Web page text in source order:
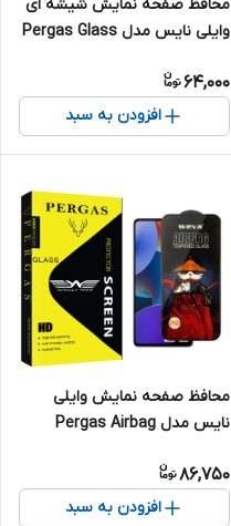
محافظ صفحه نمایش شیشه ای
وایلی نایس مدل Pergas Glass
سامسونگ GALAXY A50
64,000
افزودن به سبد
محافظ صفحه نمایش وایلی
نایس مدل Pergas Airbag
شیائومی Redmi Note 12 Pro
Plus 5G
86,750
افزودن به سبد